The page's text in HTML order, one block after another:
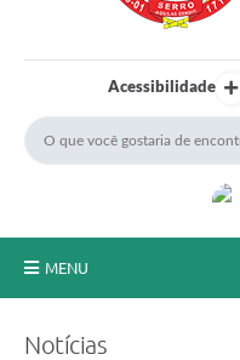
Acessibilidade
MENU
Notícias